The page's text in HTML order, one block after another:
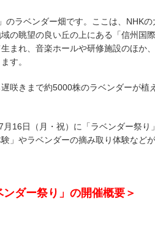
のラベンダー畑です。ここは、NHK
の眺望の良い丘の上にある「信州国
まれ、音楽ホールや研修施設のほか
す。
咲きまで約5000株のラベンダーが
16日（月・祝）に「ラベンダー祭
」やラベンダーの摘み取り体験などが
ダー祭り」の開催概要＞